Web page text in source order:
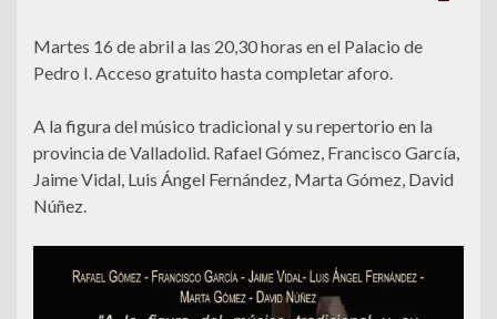
Martes 16 de abril a las 20,30 horas en el Palacio de
Pedro I. Acceso gratuito hasta completar aforo.
A la figura del músico tradicional y su repertorio en la
provincia de Valladolid. Rafael Gómez, Francisco García,
Jaime Vidal, Luis Ángel Fernández, Marta Gómez, David
Núñez.